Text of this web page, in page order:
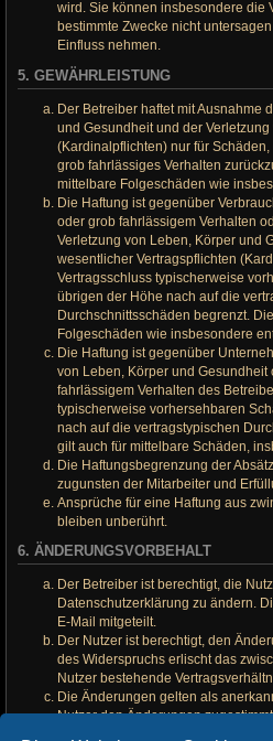
wird. Sie können insbesondere die
bestimmte Zwecke nicht
Einfluss nehmen.
5. GEWÄHRLEISTUNG
Der Betreiber haftet mit Ausnahme
und Gesundheit und der
(Kardinalpflichten) nur für
grob fahrlässiges Verhalten
mittelbare Folgeschäden wie
Die Haftung ist gegenüber
oder grob fahrlässigem Verhalten
Verletzung von Leben, Körper und
wesentlicher Vertragspflichten
Vertragsschluss typischerweise
übrigen der Höhe nach auf die
Durchschnittsschäden begrenzt.
Folgeschäden wie insbesondere
Die Haftung ist gegenüber
von Leben, Körper und
fahrlässigem Verhalten des
typischerweise vorhersehbaren
nach auf die vertragstypischen
gilt auch für mittelbare Schäden,
Die Haftungsbegrenzung der
zugunsten der Mitarbeiter und
Ansprüche für eine Haftung aus
bleiben unberührt.
6. ÄNDERUNGSVORBEHALT
Der Betreiber ist berechtigt, die
Datenschutzerklärung zu ändern.
E-Mail mitgeteilt.
Der Nutzer ist berechtigt, den
des Widerspruchs erlischt das
Nutzer bestehende
Die Änderungen gelten als
Nutzer den Änderungen